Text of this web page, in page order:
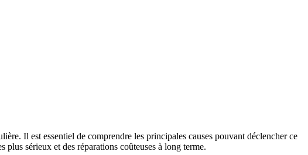
Il est essentiel de comprendre les principales causes pouvant déclencher ce
sérieux et des réparations coûteuses à long terme.